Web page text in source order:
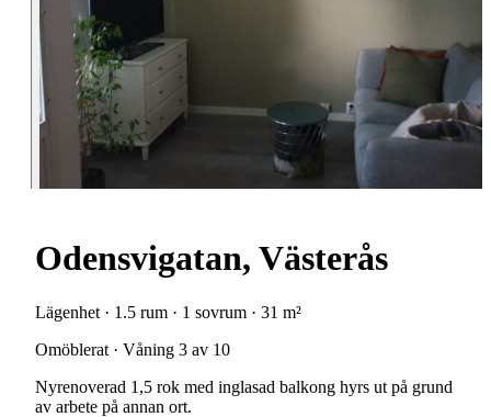
Odensvigatan, Västerås
Lägenhet · 1.5 rum · 1 sovrum · 31 m²
Omöblerat · Våning 3 av 10
Nyrenoverad 1,5 rok med inglasad balkong hyrs ut på grund
av arbete på annan ort.